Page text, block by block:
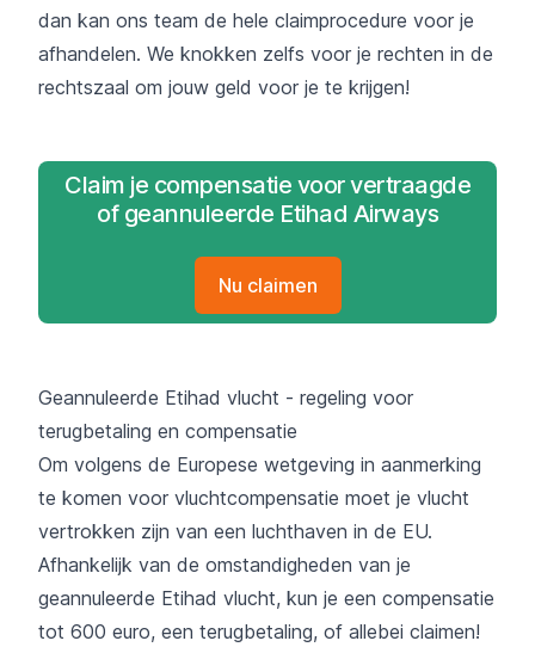
dan kan ons team de hele claimprocedure voor je
afhandelen. We knokken zelfs voor je rechten in de
rechtszaal om jouw geld voor je te krijgen!
Claim je compensatie voor vertraagde
of geannuleerde Etihad Airways
Nu claimen
Geannuleerde Etihad vlucht - regeling voor
terugbetaling en compensatie
Om volgens de Europese wetgeving in aanmerking
te komen voor vluchtcompensatie moet je vlucht
vertrokken zijn van een luchthaven in de EU.
Afhankelijk van de omstandigheden van je
geannuleerde Etihad vlucht, kun je een compensatie
tot 600 euro, een terugbetaling, of allebei claimen!